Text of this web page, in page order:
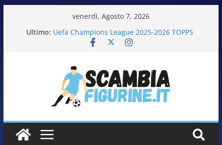
venerdì, Agosto 7, 2026
Ultimo: Uefa Champions League 2025-2026 TOPPS
Fifa World Cup 2026 PANINI
Calciatori Serie B BKT 2025-2026 PANINI